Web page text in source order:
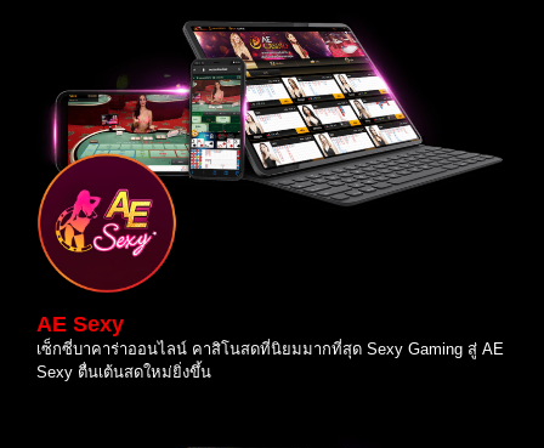
AE Sexy
เซ็กซี่บาคาร่าออนไลน์ คาสิโนสดที่นิยมมากที่สุด Sexy Gaming สู่ AE
Sexy ตื่นเต้นสดใหม่ยิ่งขึ้น